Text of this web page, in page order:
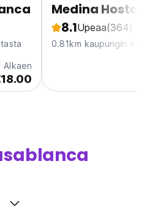
Alkaen
Medina Hostel
8.1Upeaa(364)
0.81km kaupungin